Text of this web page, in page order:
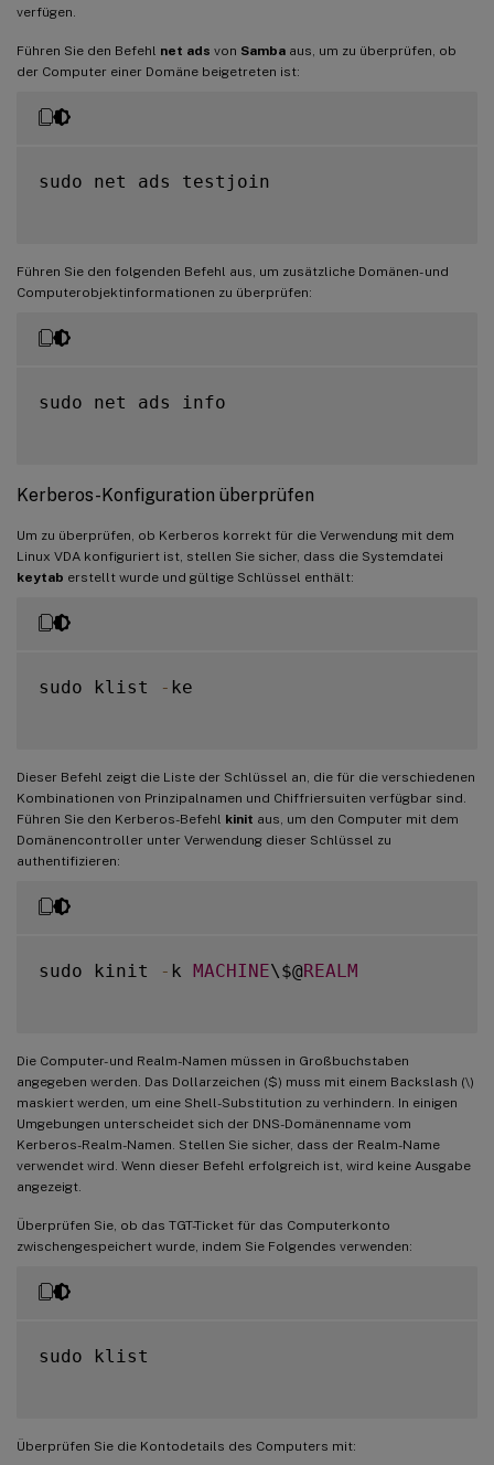
verfügen.
Führen Sie den Befehl net ads von Samba aus, um zu überprüfen, ob
der Computer einer Domäne beigetreten ist:
sudo net ads testjoin
Führen Sie den folgenden Befehl aus, um zusätzliche Domänen- und
Computerobjektinformationen zu überprüfen:
sudo net ads info
Kerberos-Konfiguration überprüfen
Um zu überprüfen, ob Kerberos korrekt für die Verwendung mit dem
Linux VDA konfiguriert ist, stellen Sie sicher, dass die Systemdatei
keytab erstellt wurde und gültige Schlüssel enthält:
sudo klist - ke
Dieser Befehl zeigt die Liste der Schlüssel an, die für die verschiedenen
Kombinationen von Prinzipalnamen und Chiffriersuiten verfügbar sind.
Führen Sie den Kerberos-Befehl kinit aus, um den Computer mit dem
Domänencontroller unter Verwendung dieser Schlüssel zu
authentifizieren:
sudo kinit - k MACHINE\$@REALM
Die Computer- und Realm-Namen müssen in Großbuchstaben
angegeben werden. Das Dollarzeichen ($) muss mit einem Backslash (\)
maskiert werden, um eine Shell-Substitution zu verhindern. In einigen
Umgebungen unterscheidet sich der DNS-Domänenname vom
Kerberos-Realm-Namen. Stellen Sie sicher, dass der Realm-Name
verwendet wird. Wenn dieser Befehl erfolgreich ist, wird keine Ausgabe
angezeigt.
Überprüfen Sie, ob das TGT-Ticket für das Computerkonto
zwischengespeichert wurde, indem Sie Folgendes verwenden:
sudo klist
Überprüfen Sie die Kontodetails des Computers mit: